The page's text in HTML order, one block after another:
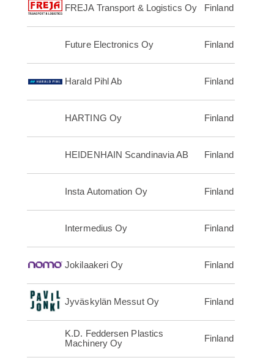
FREJA Transport & Logistics Oy Finland
Future Electronics Oy Finland
Harald Pihl Ab Finland
HARTING Oy Finland
HEIDENHAIN Scandinavia AB Finland
Insta Automation Oy Finland
Intermedius Oy Finland
Jokilaakeri Oy Finland
Jyväskylän Messut Oy Finland
K.D. Feddersen Plastics
Machinery Oy
Finland